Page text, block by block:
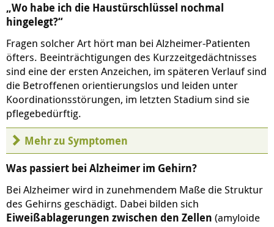
„Wo habe ich die Haustürschlüssel nochmal
hingelegt?“
Fragen solcher Art hört man bei Alzheimer-Patienten
öfters. Beeinträchtigungen des Kurzzeitgedächtnisses
sind eine der ersten Anzeichen, im späteren Verlauf sind
die Betroffenen orientierungslos und leiden unter
Koordinationsstörungen, im letzten Stadium sind sie
pflegebedürftig.
Mehr zu Symptomen
Was passiert bei Alzheimer im Gehirn?
Bei Alzheimer wird in zunehmendem Maße die Struktur
des Gehirns geschädigt. Dabei bilden sich
Eiweißablagerungen zwischen den Zellen (amyloide